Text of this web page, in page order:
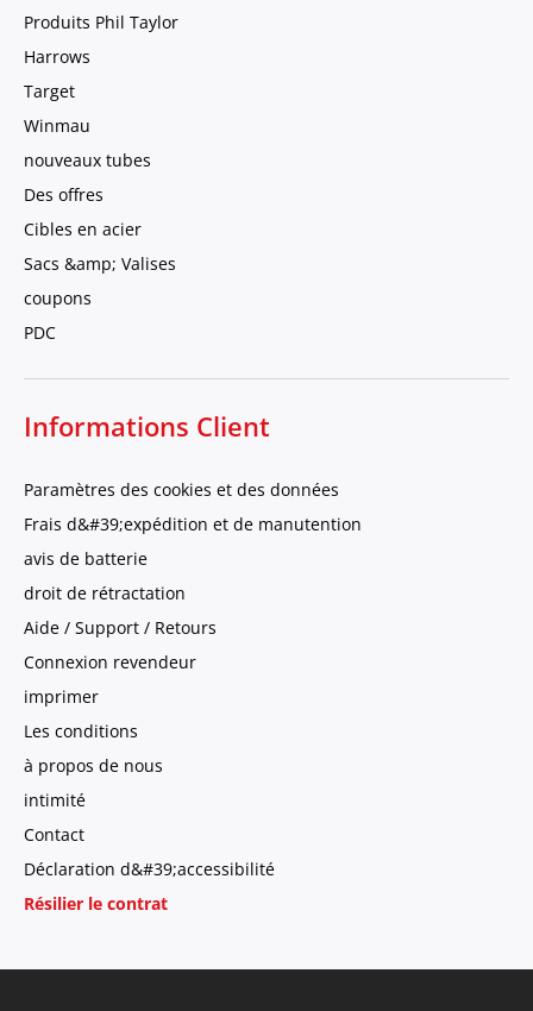
Produits Phil Taylor
Harrows
Target
Winmau
nouveaux tubes
Des offres
Cibles en acier
Sacs &amp; Valises
coupons
PDC
Informations Client
Paramètres des cookies et des données
Frais d&#39;expédition et de manutention
avis de batterie
droit de rétractation
Aide / Support / Retours
Connexion revendeur
imprimer
Les conditions
à propos de nous
intimité
Contact
Déclaration d&#39;accessibilité
Résilier le contrat